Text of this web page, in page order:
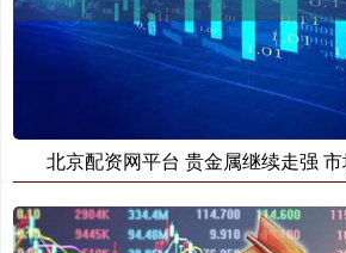
北京配资网平台 贵金属继续走强 市